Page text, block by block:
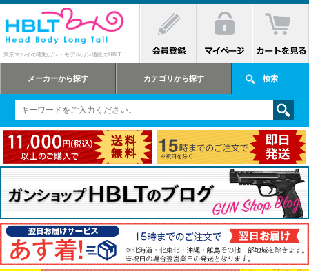
東京マルイの電動ガン・モデルガン通販のHBLT
メーカーから探す カテゴリから探す 検索